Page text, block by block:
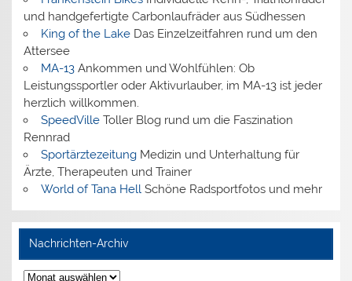
und handgefertigte Carbonlaufräder aus Südhessen
King of the LakeDas Einzelzeitfahren rund um den
Attersee
MA-13Ankommen und Wohlfühlen: Ob
Leistungssportler oder Aktivurlauber, im MA-13 ist jeder
herzlich willkommen.
SpeedVilleToller Blog rund um die Faszination
Rennrad
SportärztezeitungMedizin und Unterhaltung für
Ärzte, Therapeuten und Trainer
World of Tana HellSchöne Radsportfotos und mehr
Nachrichten-Archiv
Nachrichten-